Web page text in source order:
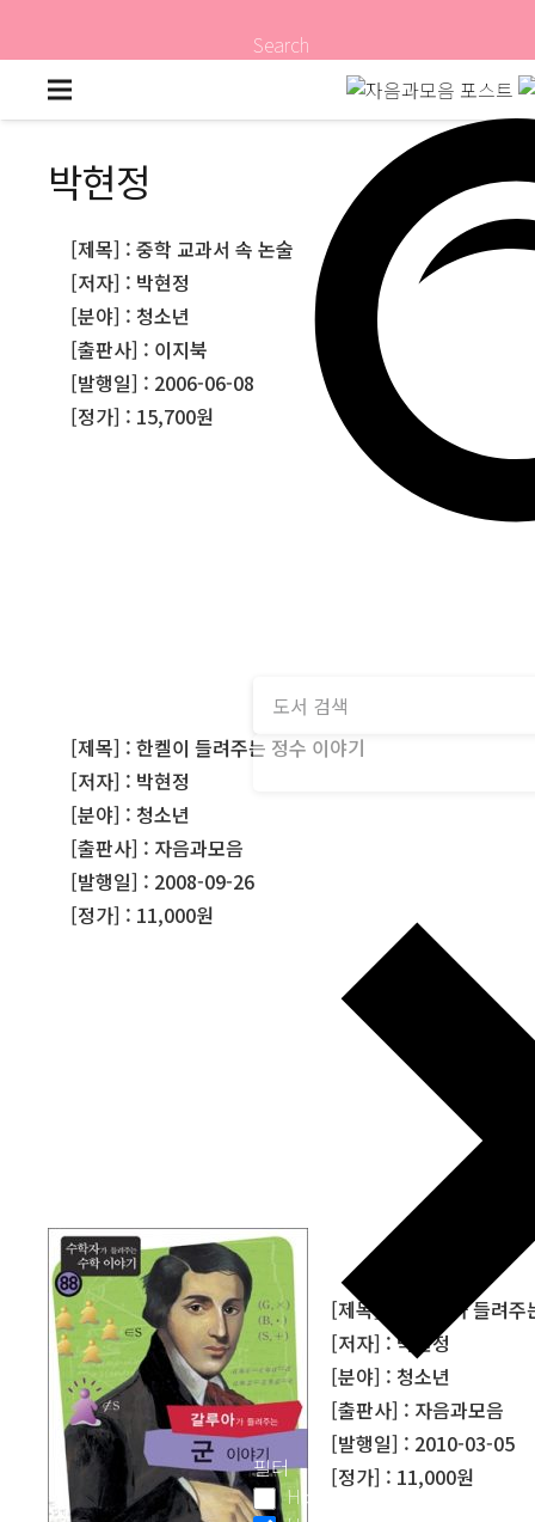
Search
필터
Hidden label
박현정
[제목] : 중학 교과서 속 논술
[저자] : 박현정
[분야] : 청소년
[출판사] : 이지북
[발행일] : 2006-06-08
[정가] : 15,700원
[제목] : 한켈이 들려주는 정수 이야기
[저자] : 박현정
[분야] : 청소년
[출판사] : 자음과모음
[발행일] : 2008-09-26
[정가] : 11,000원
[제목] : 갈루아가 들려주
[저자] : 박현정
[분야] : 청소년
[출판사] : 자음과모음
[발행일] : 2010-03-05
[정가] : 11,000원